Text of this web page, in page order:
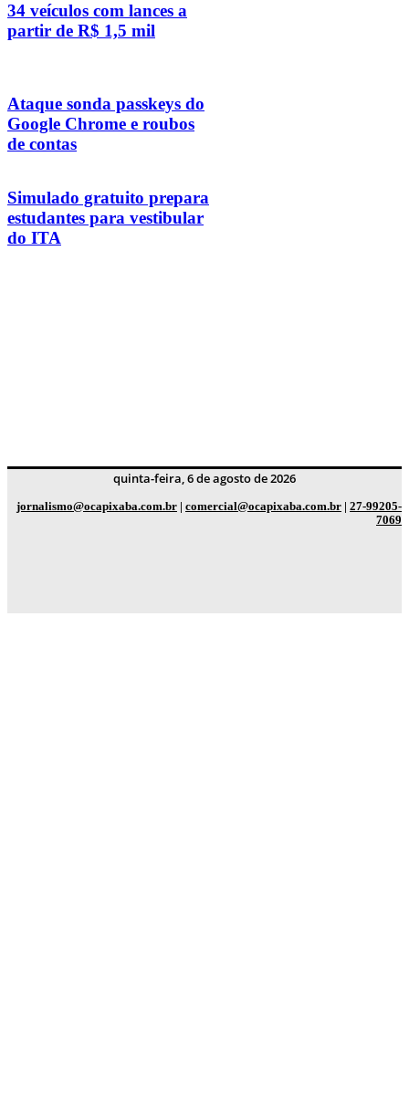
34 veículos com lances a
partir de R$ 1,5 mil
Ataque sonda passkeys do
Google Chrome e roubos
de contas
Simulado gratuito prepara
estudantes para vestibular
do ITA
quinta-feira, 6 de agosto de 2026
jornalismo@ocapixaba.com.br | comercial@ocapixaba.com.br | 27-99205-
7069